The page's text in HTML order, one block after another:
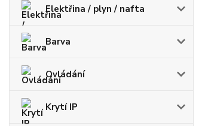
Elektřina / plyn / nafta
Barva
Ovládání
Krytí IP